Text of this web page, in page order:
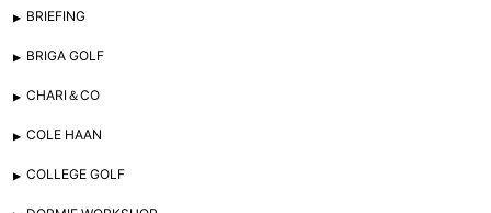
BRIEFING
BRIGA GOLF
CHARI＆CO
COLE HAAN
COLLEGE GOLF